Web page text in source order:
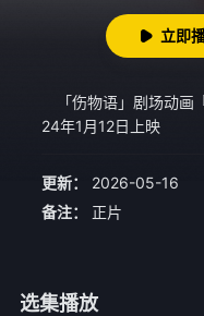
立即
「伤物语」剧场动画
24年1月12日上映
更新：
2026-05-16
备注：
正片
选集播放